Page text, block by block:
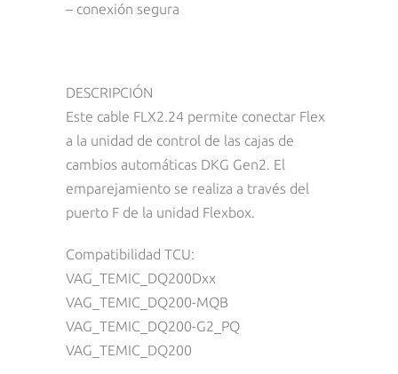
– conexión segura
DESCRIPCIÓN
Este cable FLX2.24 permite conectar Flex
a la unidad de control de las cajas de
cambios automáticas DKG Gen2. El
emparejamiento se realiza a través del
puerto F de la unidad Flexbox.
Compatibilidad TCU:
VAG_TEMIC_DQ200Dxx
VAG_TEMIC_DQ200-MQB
VAG_TEMIC_DQ200-G2_PQ
VAG_TEMIC_DQ200